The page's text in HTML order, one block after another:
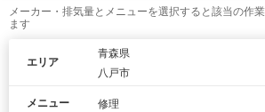
メーカー・排気量とメニューを選択すると該当の作
ます
エリア
青森県
八戸市
メニュー 修理